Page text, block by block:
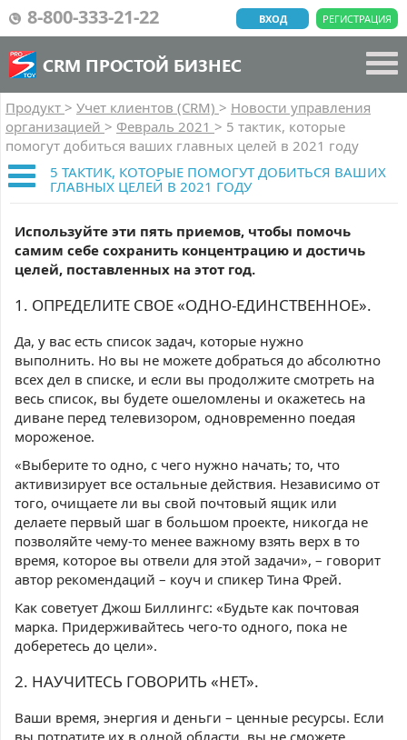
8-800-333-21-22 РЕГИСТРАЦИЯ
ВХОД
CRM ПРОСТОЙ БИЗНЕС
Продукт > Учет клиентов (CRM) > Новости управления
организацией > Февраль 2021 > 5 тактик, которые
помогут добиться ваших главных целей в 2021 году
5 ТАКТИК, КОТОРЫЕ ПОМОГУТ ДОБИТЬСЯ ВАШИХ
ГЛАВНЫХ ЦЕЛЕЙ В 2021 ГОДУ
Используйте эти пять приемов, чтобы помочь
самим себе сохранить концентрацию и достичь
целей, поставленных на этот год.
1. ОПРЕДЕЛИТЕ СВОЕ «ОДНО-ЕДИНСТВЕННОЕ».
Да, у вас есть список задач, которые нужно
выполнить. Но вы не можете добраться до абсолютно
всех дел в списке, и если вы продолжите смотреть на
весь список, вы будете ошеломлены и окажетесь на
диване перед телевизором, одновременно поедая
мороженое.
«Выберите то одно, с чего нужно начать; то, что
активизирует все остальные действия. Независимо от
того, очищаете ли вы свой почтовый ящик или
делаете первый шаг в большом проекте, никогда не
позволяйте чему-то менее важному взять верх в то
время, которое вы отвели для этой задачи», – говорит
автор рекомендаций – коуч и спикер Тина Фрей.
Как советует Джош Биллингс: «Будьте как почтовая
марка. Придерживайтесь чего-то одного, пока не
доберетесь до цели».
2. НАУЧИТЕСЬ ГОВОРИТЬ «НЕТ».
Ваши время, энергия и деньги – ценные ресурсы. Если
вы потратите их в одной области, вы не сможете